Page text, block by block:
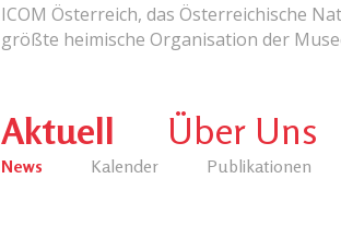
ICOM Österreich, das Österreichische
größte heimische Organisation der
Aktuell
News Kalender Publikationen
Über Uns